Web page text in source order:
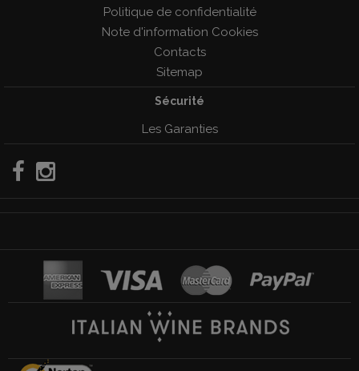
Politique de confidentialité
Note d'information Cookies
Contacts
Sitemap
Sécurité
Les Garanties